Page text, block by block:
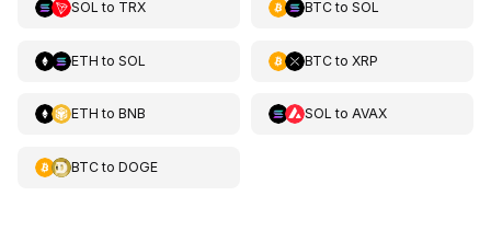
SOL to TRX BTCto SOL
ETH to SOL BTCto XRP
ETH to BNB SOL to AVAX
BTCto DOGE